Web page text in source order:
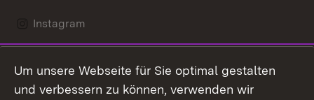
Instagram
Mastodon
Um unsere Webseite für Sie optimal gestalten
und verbessern zu können, verwenden wir